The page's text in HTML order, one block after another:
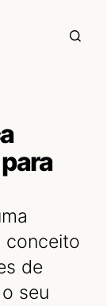
conceito
de
seu